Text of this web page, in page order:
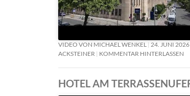
VIDEO VON MICHAEL WENKEL 24. JUNI 2026
ACKSTEINER
KOMMENTAR HINTERLASSEN
HOTEL AM